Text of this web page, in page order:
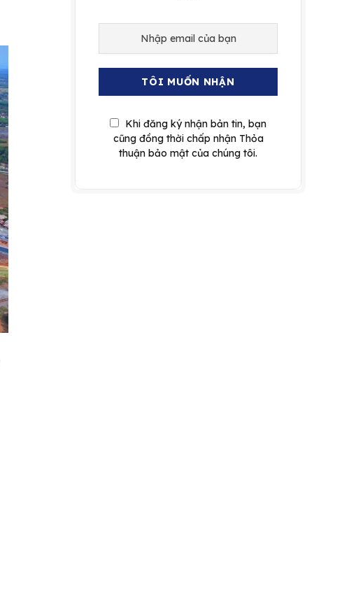
Khi đăng ký nhận bản tin, bạn
cũng đồng thời chấp nhận Thỏa
thuận bảo mật của chúng tôi.